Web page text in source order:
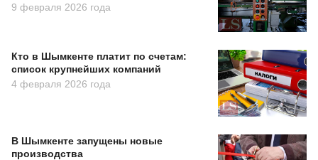
9 февраля 2026 года
Кто в Шымкенте платит по счетам:
список крупнейших компаний
4 февраля 2026 года
В Шымкенте запущены новые
производства